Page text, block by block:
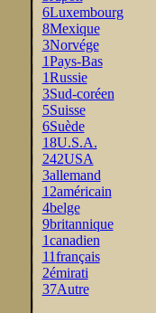
6Luxembourg
8Mexique
3Norvége
1Pays-Bas
1Russie
3Sud-coréen
5Suisse
6Suède
18U.S.A.
242USA
3allemand
12américain
4belge
9britannique
1canadien
11français
2émirati
37Autre